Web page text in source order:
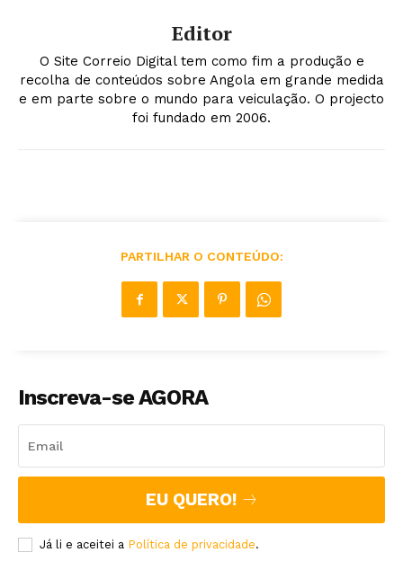
Editor
O Site Correio Digital tem como fim a produção e
recolha de conteúdos sobre Angola em grande medida
e em parte sobre o mundo para veiculação. O projecto
foi fundado em 2006.
PARTILHAR O CONTEÚDO:
Inscreva-se AGORA
EU QUERO!
Já li e aceitei a Política de privacidade.